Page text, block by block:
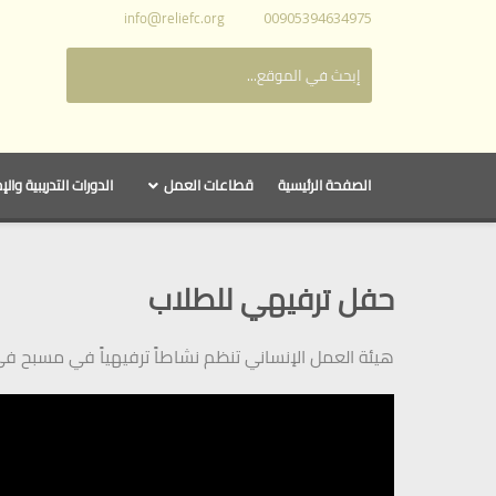
00905394634975
info@reliefc.org
الصفحة الرئيسية قطاعات العمل الدورات التدريبية
حفل ترفيهي للطلاب
هيئة العمل الإنساني تنظم نشاطاً ترفيهياً في